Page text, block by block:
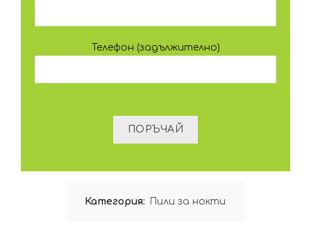
Телефон (задължително)
Категория: Пили за нокти